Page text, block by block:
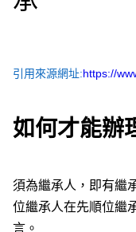
引用來源網址:https://
如何才能辦
須為繼承人，即有繼
位繼承人在先順位繼
言。